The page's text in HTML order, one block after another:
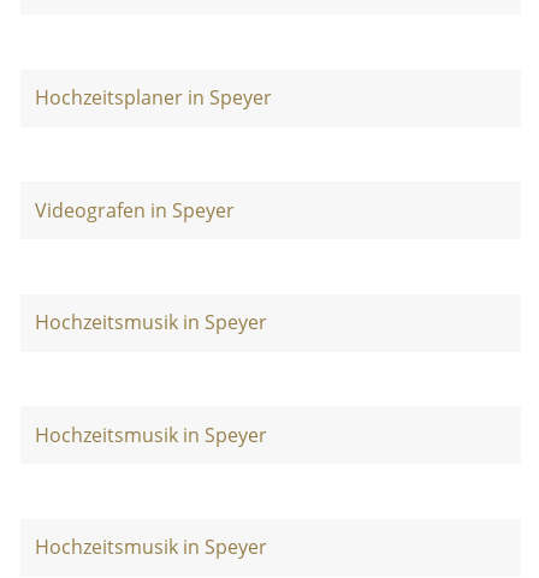
Hochzeitsplaner in Speyer
Videografen in Speyer
Hochzeitsmusik in Speyer
Hochzeitsmusik in Speyer
Hochzeitsmusik in Speyer